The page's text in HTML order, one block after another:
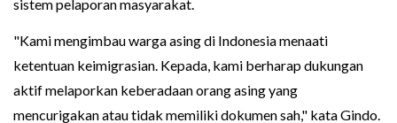
sistem pelaporan masyarakat.
"Kami mengimbau warga asing di Indonesia menaati
ketentuan keimigrasian. Kepada, kami berharap dukungan
aktif melaporkan keberadaan orang asing yang
mencurigakan atau tidak memiliki dokumen sah," kata Gindo.